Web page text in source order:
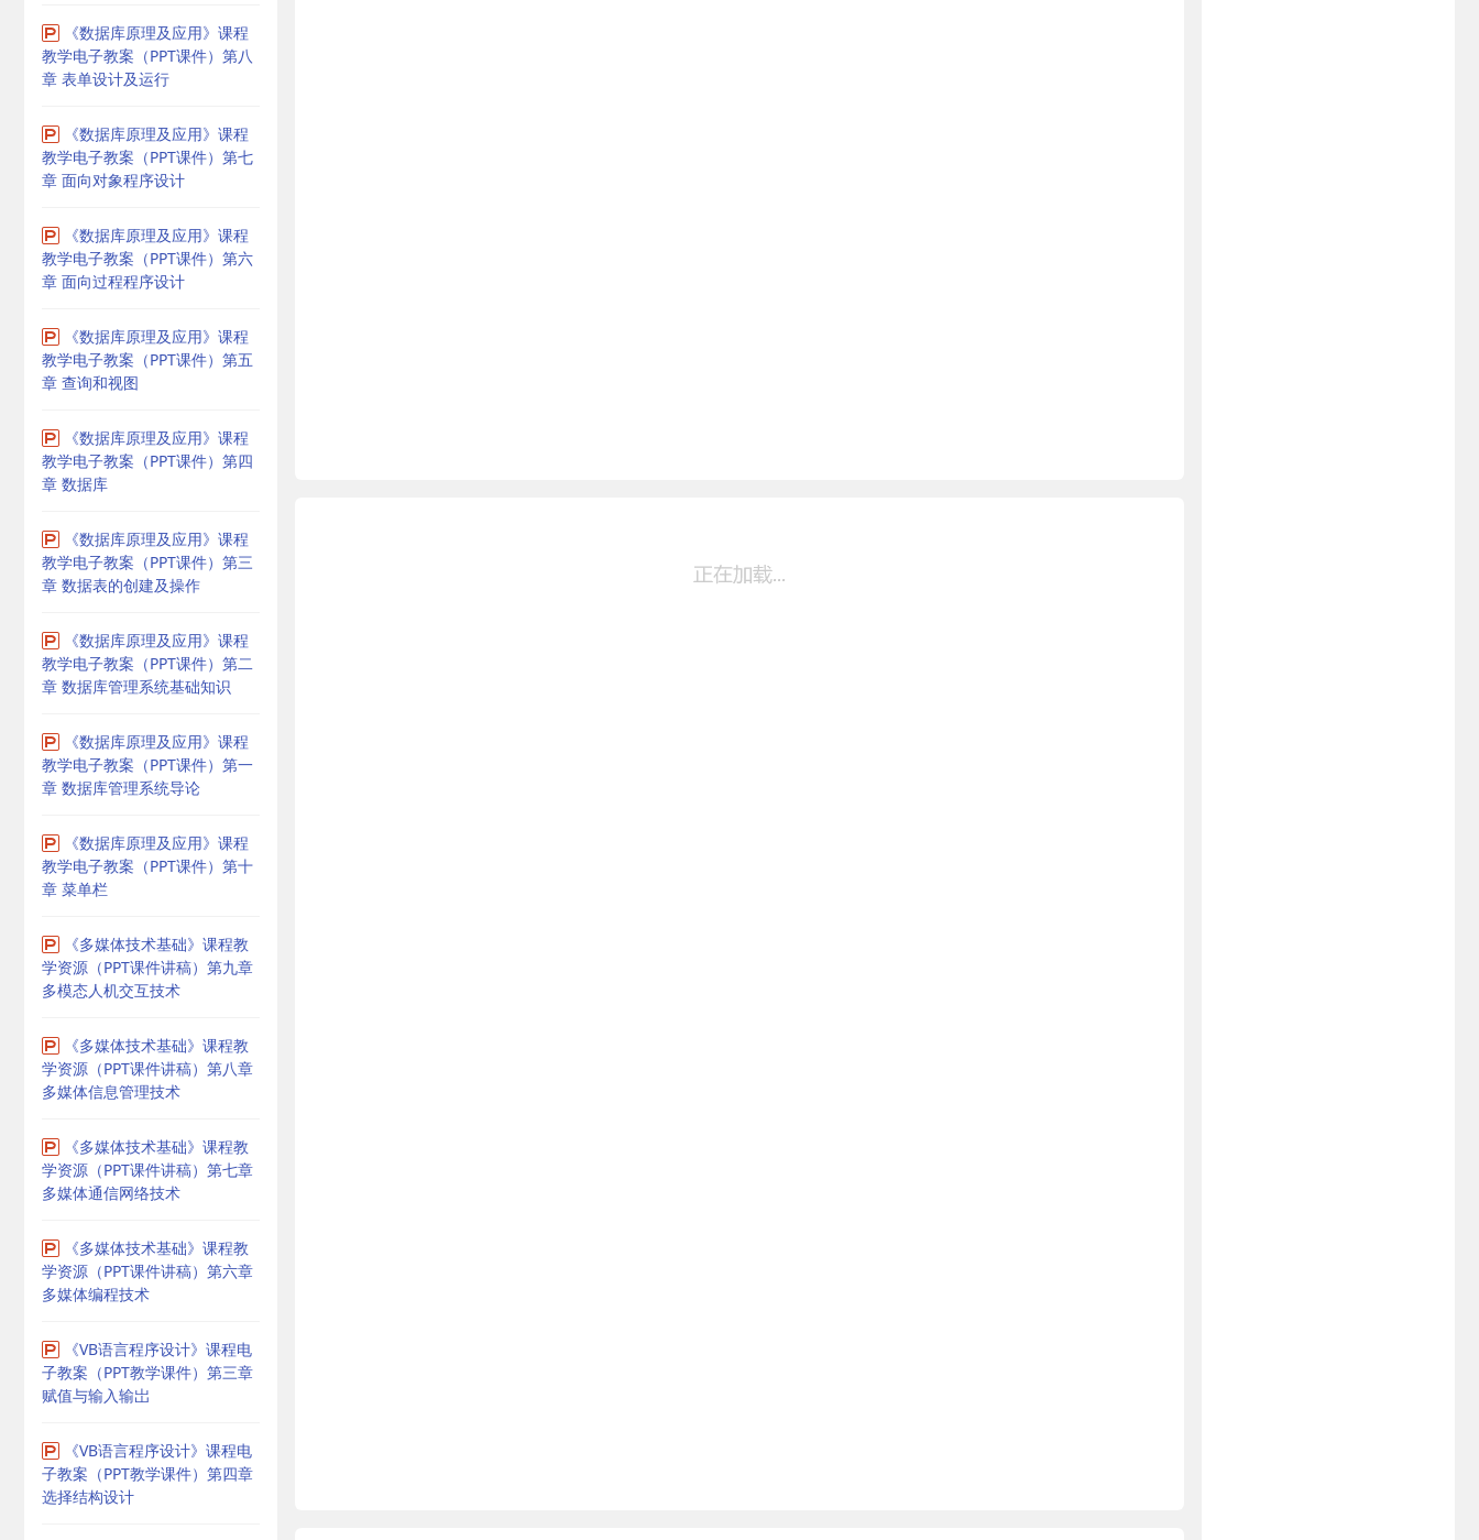
《数据库原理及应用》课程
教学电子教案（PPT课件）第八
章 表单设计及运行
《数据库原理及应用》课程
教学电子教案（PPT课件）第七
章 面向对象程序设计
《数据库原理及应用》课程
教学电子教案（PPT课件）第六
章 面向过程程序设计
《数据库原理及应用》课程
教学电子教案（PPT课件）第五
章 查询和视图
《数据库原理及应用》课程
教学电子教案（PPT课件）第四
章 数据库
《数据库原理及应用》课程
教学电子教案（PPT课件）第三
章 数据表的创建及操作
《数据库原理及应用》课程
教学电子教案（PPT课件）第二
章 数据库管理系统基础知识
《数据库原理及应用》课程
教学电子教案（PPT课件）第一
章 数据库管理系统导论
《数据库原理及应用》课程
教学电子教案（PPT课件）第十
章 菜单栏
《多媒体技术基础》课程教
学资源（PPT课件讲稿）第九章
多模态人机交互技术
《多媒体技术基础》课程教
学资源（PPT课件讲稿）第八章
多媒体信息管理技术
《多媒体技术基础》课程教
学资源（PPT课件讲稿）第七章
多媒体通信网络技术
《多媒体技术基础》课程教
学资源（PPT课件讲稿）第六章
多媒体编程技术
《VB语言程序设计》课程电
子教案（PPT教学课件）第三章
赋值与输入输岀
《VB语言程序设计》课程电
子教案（PPT教学课件）第四章
选择结构设计